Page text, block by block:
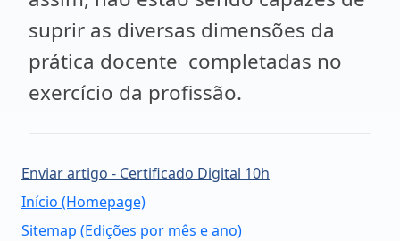
suprir as diversas dimensões da
prática docente completadas no
exercício da profissão.
Enviar artigo - Certificado Digital 10h
Início (Homepage)
Sitemap (Edições por mês e ano)